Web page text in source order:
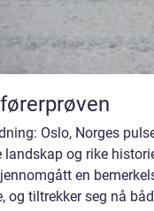
Oslo, Norges
landskap og rike
en
og tiltrekker seg nå